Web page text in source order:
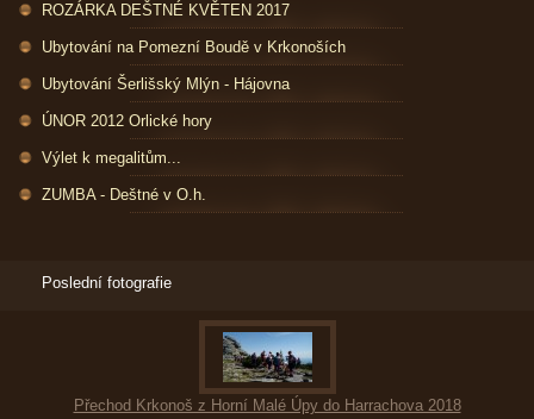
ROZÁRKA DEŠTNÉ KVĚTEN 2017
Ubytování na Pomezní Boudě v Krkonoších
Ubytování Šerlišský Mlýn - Hájovna
ÚNOR 2012 Orlické hory
Výlet k megalitům...
ZUMBA - Deštné v O.h.
Poslední fotografie
Přechod Krkonoš z Horní Malé Úpy do Harrachova 2018